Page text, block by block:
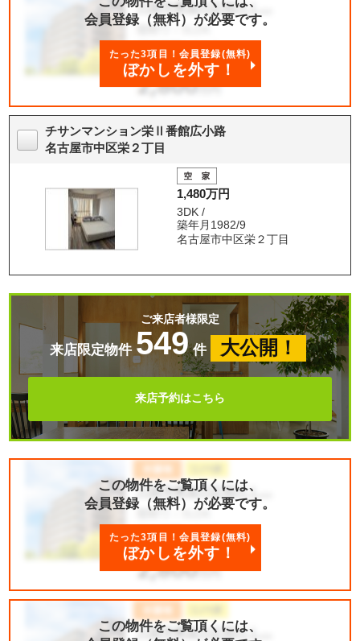
会員登録（無料）が必要です。
たった3項目！会員登録(無料)
ぼかしを外す！
チサンマンション栄Ⅱ番館広小路
名古屋市中区栄２丁目
1,480万円
3DK /
築年月1982/9
名古屋市中区栄２丁目
ご来店者様限定
来店限定物件 549 件 大公開！
来店予約はこちら
この物件をご覧頂くには、
会員登録（無料）が必要です。
たった3項目！会員登録(無料)
ぼかしを外す！
この物件をご覧頂くには、